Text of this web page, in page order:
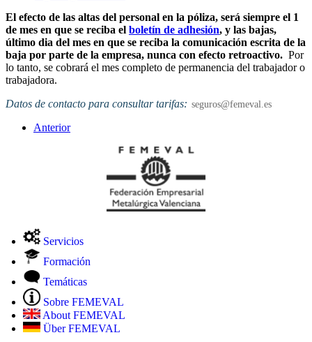
El efecto de las altas del personal en la póliza, será siempre el 1
de mes en que se reciba el boletín de adhesión, y las bajas,
último dia del mes en que se reciba la comunicación escrita de la
baja por parte de la empresa, nunca con efecto retroactivo. Por
lo tanto, se cobrará el mes completo de permanencia del trabajador o
trabajadora.
Datos de contacto para consultar tarifas: seguros@femeval.es
Anterior
Servicios
Formación
Temáticas
Sobre FEMEVAL
About FEMEVAL
Über FEMEVAL